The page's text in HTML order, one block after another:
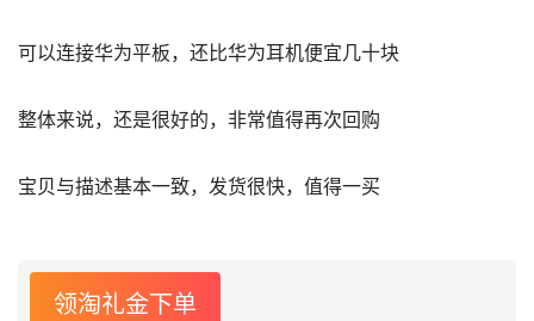
可以连接华为平板，还比华为耳机便宜几十块
整体来说，还是很好的，非常值得再次回购
宝贝与描述基本一致，发货很快，值得一买
领淘礼金下单